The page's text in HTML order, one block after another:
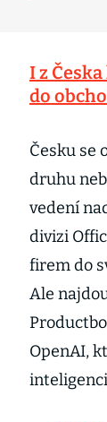
I z
do
Česku se
druhu
vedení
divizi
firem do
Ale
OpenAI,